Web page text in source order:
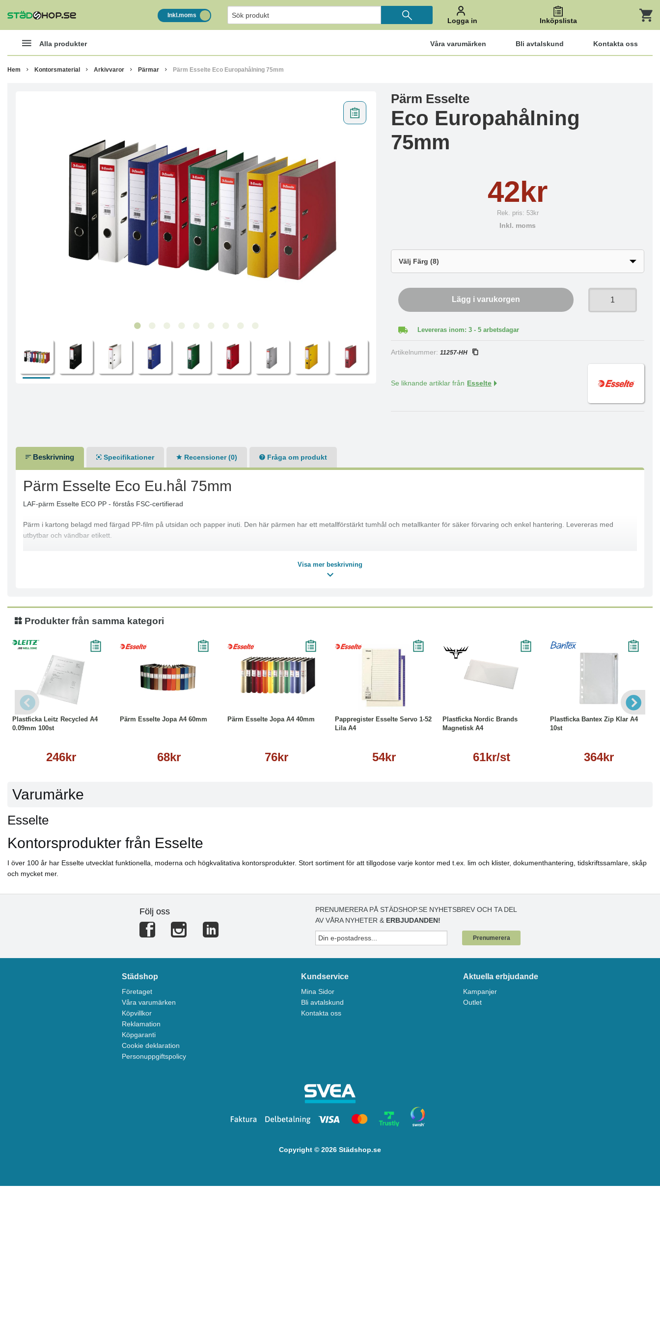
Inkl.moms
Logga in Inköpslista
Alla produkter Våra varumärken Bli avtalskund Kontakta oss
Hem Kontorsmaterial Arkivvaror Pärmar Pärm Esselte Eco Europahålning 75mm
Pärm Esselte
Eco Europahålning
75mm
42kr
Rek. pris: 53kr
Inkl. moms
Lägg i varukorgen
Levereras inom: 3 - 5 arbetsdagar
Artikelnummer:11257-HH
Se liknande artiklar från Esselte
Beskrivning Specifikationer Recensioner (0) Fråga om produkt
Pärm Esselte Eco Eu.hål 75mm
LAF-pärm Esselte ECO PP - förstås FSC-certifierad
Pärm i kartong belagd med färgad PP-film på utsidan och papper inuti. Den här pärmen har ett metallförstärkt tumhål och metallkanter för säker förvaring och enkel hantering. Levereras med
utbytbar och vändbar etikett.
Visa mer beskrivning
Produkter från samma kategori
Plastficka Leitz Recycled A4
0.09mm 100st
246kr
Köp Läs mer
Pärm Esselte Jopa A4 60mm
68kr
Pärm Esselte Jopa A4 40mm
76kr
Pappregister Esselte Servo 1-52
Lila A4
54kr
Köp Läs mer
Plastficka Nordic Brands
Magnetisk A4
61kr/st
Plastficka Bantex Zip Klar A4
10st
364kr
Köp Läs mer
Varumärke
Esselte
Kontorsprodukter från Esselte
I över 100 år har Esselte utvecklat funktionella, moderna och högkvalitativa kontorsprodukter. Stort sortiment för att tillgodose varje kontor med t.ex. lim och klister, dokumenthantering, tidskriftssamlare, skåp
och mycket mer.
Följ oss
PRENUMERERA PÅ STÄDSHOP.SE NYHETSBREV OCH TA DEL
AV VÅRA NYHETER & ERBJUDANDEN!
Prenumerera
Städshop
Företaget
Våra varumärken
Köpvillkor
Reklamation
Köpgaranti
Cookie deklaration
Personuppgiftspolicy
Kundservice
Mina Sidor
Bli avtalskund
Kontakta oss
Aktuella erbjudande
Kampanjer
Outlet
Copyright © 2026 Städshop.se